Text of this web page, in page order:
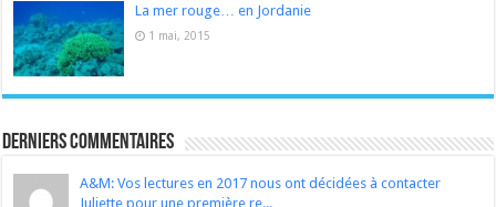
La mer rouge… en Jordanie
1 mai, 2015
Derniers Commentaires
A&M: Vos lectures en 2017 nous ont décidées à contacter
Juliette pour une première re...